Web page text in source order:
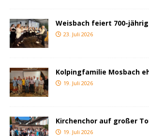
Weisbach feiert 700-
23. Juli 2026
Kolpingfamilie Mosbach
19. Juli 2026
Kirchenchor auf großer
19. Juli 2026